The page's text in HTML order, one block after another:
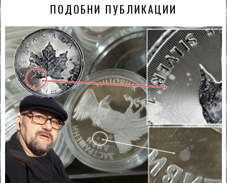
ПОДОБНИ ПУБЛИКАЦИИ